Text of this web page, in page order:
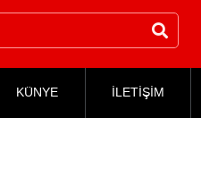
KÜNYE İLETİŞİM